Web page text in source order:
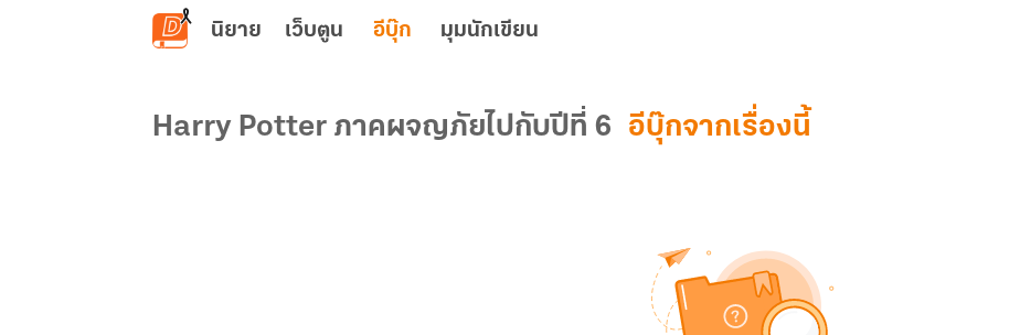
ข้ามไปยังเนื้อหาหลัก
นิยาย เว็บตูน อีบุ๊ก มุมนักเขียน
Harry Potter ภาคผจญภัยไปกับปีที่ 6 อีบุ๊กจากเรื่องนี้